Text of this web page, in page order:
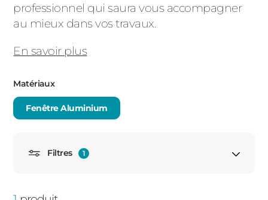
professionnel qui saura vous accompagner
au mieux dans vos travaux.
En savoir plus
Matériaux
Fenêtre Aluminium
Filtres 1
Porte fenêtre
ALUMINIUM
CLÔTURES